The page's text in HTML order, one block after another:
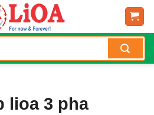
lioa 3 pha